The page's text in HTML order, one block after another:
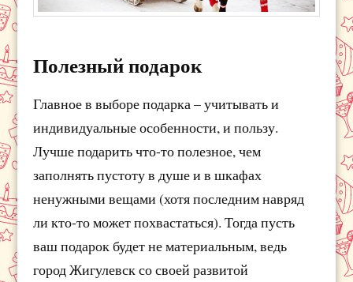
Полезный подарок
Главное в выборе подарка – учитывать и
индивидуальные особенности, и пользу.
Лучше подарить что-то полезное, чем
заполнять пустоту в душе и в шкафах
ненужными вещами (хотя последним навряд
ли кто-то может похвастаться). Тогда пусть
ваш подарок будет не материальным, ведь
город Жигулевск со своей развитой